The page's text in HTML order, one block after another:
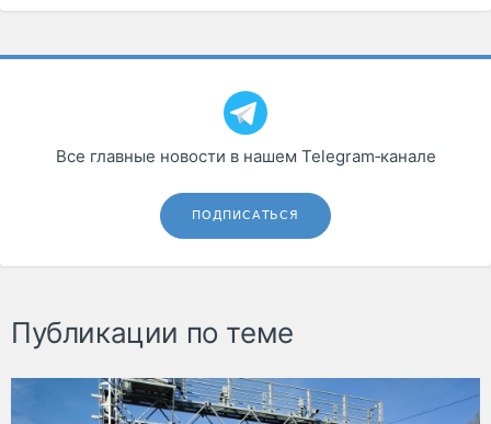
Все главные новости в нашем Telegram‑канале
ПОДПИСАТЬСЯ
Публикации по теме